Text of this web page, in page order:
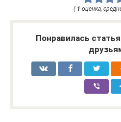
( 1 оценка,
Понравилась